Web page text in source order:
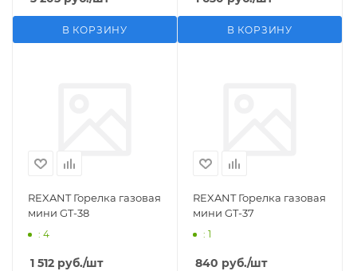
В КОРЗИНУ В КОРЗИНУ
REXANT Горелка газовая
мини GT-38
: 4
1 512 руб./шт
REXANT Горелка газовая
мини GT-37
: 1
840 руб./шт